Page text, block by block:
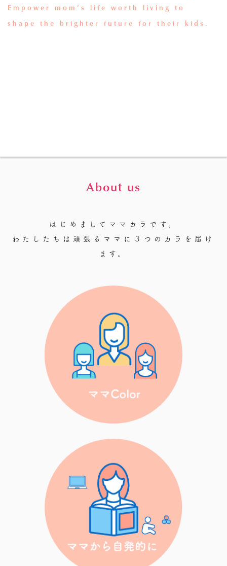
Empower mom’s life worth living to
shape the brighter future for their kids.
About us
はじめましてママカラです。
わたしたちは頑張るママに３つのカラを届け
ます。